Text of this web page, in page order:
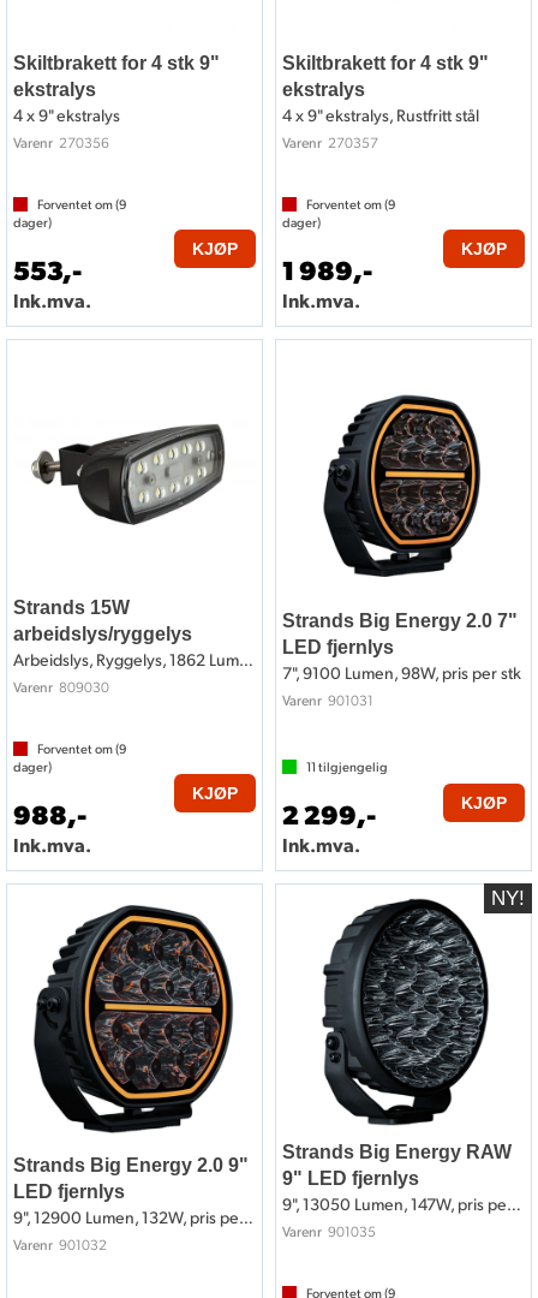
Skiltbrakett for 4 stk 9"
ekstralys
4 x 9" ekstralys
Varenr 270356
Forventet om (9
dager)
553,-
Ink.mva.
KJØP
Skiltbrakett for 4 stk 9"
ekstralys
4 x 9" ekstralys, Rustfritt stål
Varenr 270357
Forventet om (9
dager)
1 989,-
Ink.mva.
KJØP
Strands 15W
arbeidslys/ryggelys
Arbeidslys, Ryggelys, 1862 Lumen
Varenr 809030
Forventet om (9
dager)
988,-
Ink.mva.
KJØP
Strands Big Energy 2.0 7"
LED fjernlys
7", 9100 Lumen, 98W, pris per stk
Varenr 901031
11 tilgjengelig
2 299,-
Ink.mva.
KJØP
Strands Big Energy 2.0 9"
LED fjernlys
9", 12900 Lumen, 132W, pris per stk
Varenr 901032
Strands Big Energy RAW
9" LED fjernlys
9", 13050 Lumen, 147W, pris per stk
Varenr 901035
Forventet om (9